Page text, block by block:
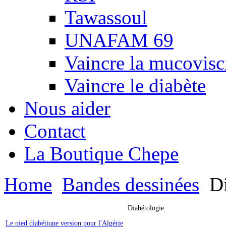
Tawassoul
UNAFAM 69
Vaincre la
Vaincre le diabète
Nous aider
Contact
La Boutique Chepe
Home Bandes dessinées
Diabétologie
Le pied diabétique version pour l'Algérie